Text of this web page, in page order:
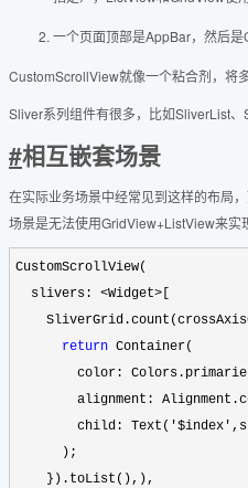
一个页面顶部是AppBar，然后
CustomScrollView就像一个粘合剂，将
Sliver系列组件有很多，比如SliverList
#相互嵌套场景
在实际业务场景中经常见到这样的布局
场景是无法使用GridView+ListView来实
CustomScrollView(
  slivers:
<Widget>
return Container(
color:
alignment:
        child: Text(
      );
    }).toList(),),